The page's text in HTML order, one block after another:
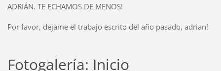
ADRIÁN. TE ECHAMOS DE MENOS!
Por favor, dejame el trabajo escrito del año pasado, adrian!
Fotogalería: Inicio